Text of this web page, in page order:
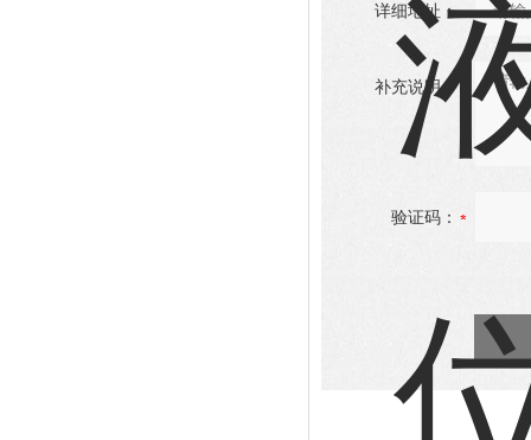
详细地址：
补充说明：
验证码：